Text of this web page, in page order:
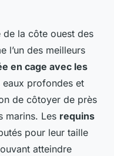
de la côte ouest des
l’un des meilleurs
en cage avec les
eaux profondes et
de côtoyer de près
marins. Les requins
pour leur taille
atteindre